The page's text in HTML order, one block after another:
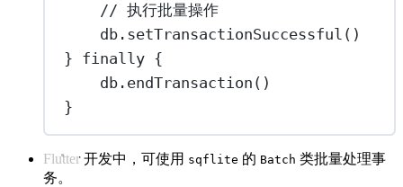
// 执行批量操作
db. setTransactionSuccessful ()
} finally {
db. endTransaction ()
}
Flutter 开发中，可使用 sqflite 的 Batch 类批量处理事
务。